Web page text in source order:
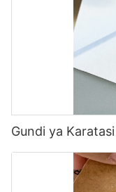
Gundi ya